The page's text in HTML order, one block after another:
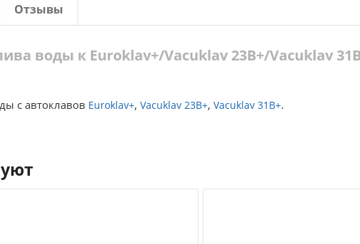
Отзывы
воды к Euroklav+/Vacuklav 23B+/Vacuklav
с автоклавов Euroklav+, Vacuklav 23B+, Vacuklav 31B+.